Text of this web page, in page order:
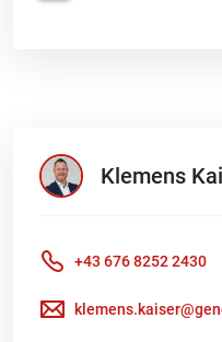
Klemens
+43 676 8252 2430